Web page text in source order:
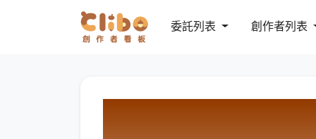
委託列表 創作者列表